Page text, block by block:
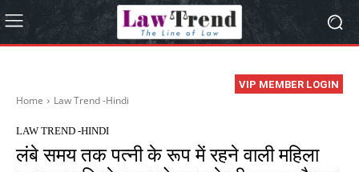
VIP MEMBER LOGIN
Home Law Trend -Hindi
LAW TREND -HINDI
लंबे समय तक पत्नी के रूप में रहने वाली महिला